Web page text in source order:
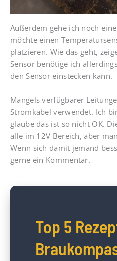
Außerdem gehe ich noch
möchte einen
platzieren. Wie das geht,
Sensor benötige ich
den Sensor einstecken kann.
Mangels verfügbarer
Stromkabel verwendet. Ich
glaube das ist so nicht OK.
alle im 12V Bereich, aber
Wenn sich damit jemand
gerne ein Kommentar.
Top 5